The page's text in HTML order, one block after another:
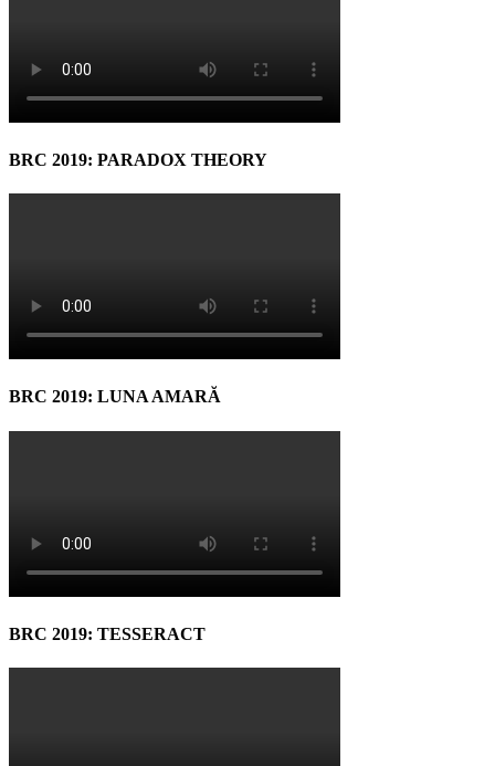
BRC 2019: PARADOX THEORY
BRC 2019: LUNA AMARĂ
BRC 2019: TESSERACT